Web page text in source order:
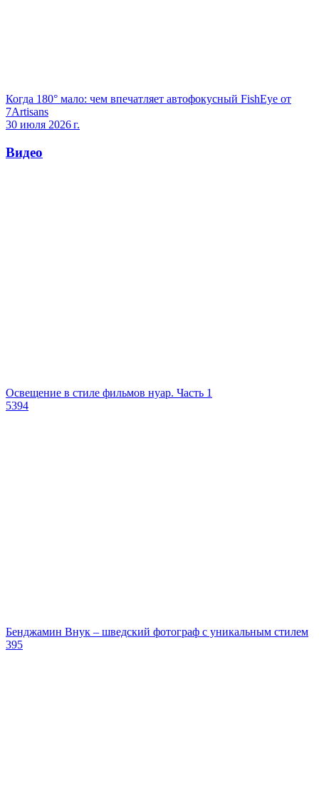
Когда 180° мало: чем впечатляет автофокусный FishEye от
7Artisans
30 июля 2026 г.
Видео
Освещение в стиле фильмов нуар. Часть 1
5394
Бенджамин Внук – шведский фотограф с уникальным стилем
395